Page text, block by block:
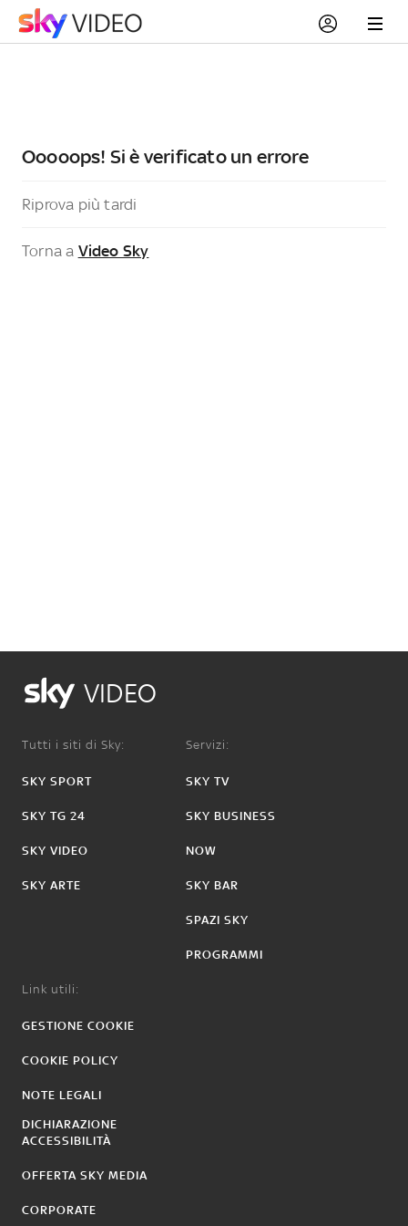
Ooooops! Si è verificato un errore
Riprova più tardi
Torna a Video Sky
VIDEO
Tutti i siti di Sky:
SKY SPORT
SKY TG 24
SKY VIDEO
SKY ARTE
Servizi:
SKY TV
SKY BUSINESS
NOW
SKY BAR
SPAZI SKY
PROGRAMMI
Link utili:
GESTIONE COOKIE
COOKIE POLICY
NOTE LEGALI
DICHIARAZIONE
ACCESSIBILITÀ
OFFERTA SKY MEDIA
CORPORATE